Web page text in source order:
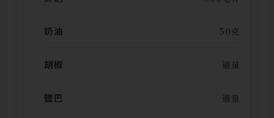
奶油 50克
胡椒 適量
鹽巴 適量